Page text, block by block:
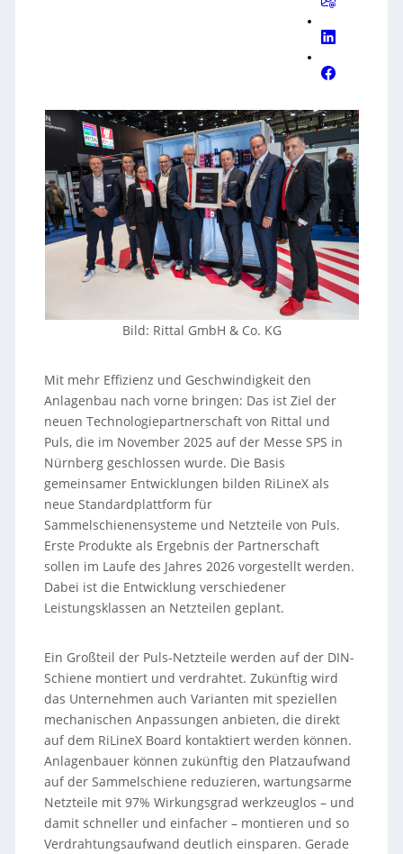
Bild: Rittal GmbH & Co. KG
Mit mehr Effizienz und Geschwindigkeit den
Anlagenbau nach vorne bringen: Das ist Ziel der
neuen Technologiepartnerschaft von Rittal und
Puls, die im November 2025 auf der Messe SPS in
Nürnberg geschlossen wurde. Die Basis
gemeinsamer Entwicklungen bilden RiLineX als
neue Standardplattform für
Sammelschienensysteme und Netzteile von Puls.
Erste Produkte als Ergebnis der Partnerschaft
sollen im Laufe des Jahres 2026 vorgestellt werden.
Dabei ist die Entwicklung verschiedener
Leistungsklassen an Netzteilen geplant.
Ein Großteil der Puls-Netzteile werden auf der DIN-
Schiene montiert und verdrahtet. Zukünftig wird
das Unternehmen auch Varianten mit speziellen
mechanischen Anpassungen anbieten, die direkt
auf dem RiLineX Board kontaktiert werden können.
Anlagenbauer können zukünftig den Platzaufwand
auf der Sammelschiene reduzieren, wartungsarme
Netzteile mit 97% Wirkungsgrad werkzeuglos – und
damit schneller und einfacher – montieren und so
Verdrahtungsaufwand deutlich einsparen. Gerade